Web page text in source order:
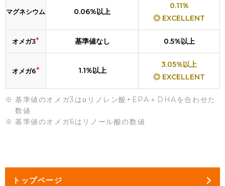
マグネシウム 0.06%以上
0.11%
◎ EXCELLENT
オメガ3* 基準値なし 0.5%以上
オメガ6* 1.1%以上
3.05%以上
◎ EXCELLENT
基準値のオメガ3はαリノレン酸+EPA＋DHAを合わせた
数値
基準値のオメガ6はリノール酸の数値
トップページ